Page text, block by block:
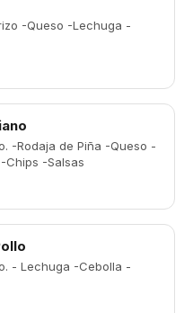
-Queso -Lechuga -
-Rodaja de Piña -Queso -
Chips -Salsas
- Lechuga -Cebolla -